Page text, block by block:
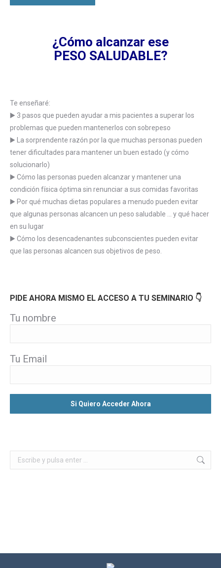
¿Cómo alcanzar ese
PESO SALUDABLE?
Te enseñaré:
▶️ 3 pasos que pueden ayudar a mis pacientes a superar los
problemas que pueden mantenerlos con sobrepeso
▶️ La sorprendente razón por la que muchas personas pueden
tener dificultades para mantener un buen estado (y cómo
solucionarlo)
▶️ Cómo las personas pueden alcanzar y mantener una
condición física óptima sin renunciar a sus comidas favoritas
▶️ Por qué muchas dietas populares a menudo pueden evitar
que algunas personas alcancen un peso saludable … y qué hacer
en su lugar
▶️ Cómo los desencadenantes subconscientes pueden evitar
que las personas alcancen sus objetivos de peso.
PIDE AHORA MISMO EL ACCESO A TU SEMINARIO 👇
Tu nombre
Tu Email
Buscar: